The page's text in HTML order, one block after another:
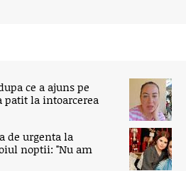
ce a ajuns pe
patit la intoarcerea
de urgenta la
noptii: "Nu am